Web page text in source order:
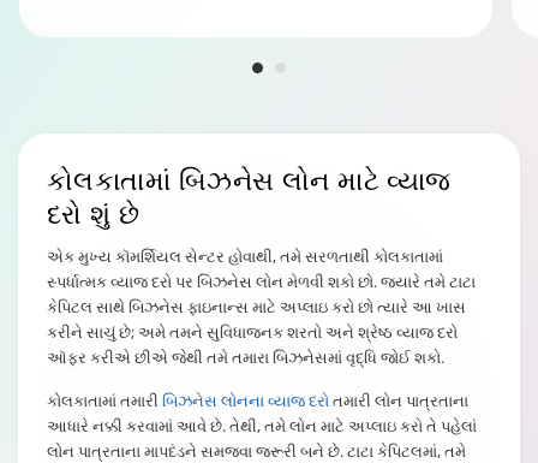
કોલકાતામાં બિઝનેસ લોન માટે વ્યાજ
દરો શું છે
એક મુખ્ય કૉમર્શિયલ સેન્ટર હોવાથી, તમે સરળતાથી કોલકાતામાં
સ્પર્ધાત્મક વ્યાજ દરો પર બિઝનેસ લોન મેળવી શકો છો. જ્યારે તમે ટાટા
કેપિટલ સાથે બિઝનેસ ફાઇનાન્સ માટે અપ્લાઇ કરો છો ત્યારે આ ખાસ
કરીને સાચું છે; અમે તમને સુવિધાજનક શરતો અને શ્રેષ્ઠ વ્યાજ દરો
ઑફર કરીએ છીએ જેથી તમે તમારા બિઝનેસમાં વૃદ્ધિ જોઈ શકો.
કોલકાતામાં તમારી બિઝનેસ લોનના વ્યાજ દરોતમારી લોન પાત્રતાના
આધારે નક્કી કરવામાં આવે છે. તેથી, તમે લોન માટે અપ્લાઇ કરો તે પહેલાં
લોન પાત્રતાના માપદંડને સમજવા જરૂરી બને છે. ટાટા કેપિટલમાં, તમે